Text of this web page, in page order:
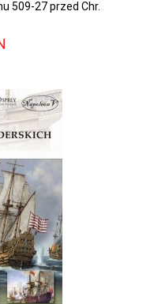
509-27 przed Chr.